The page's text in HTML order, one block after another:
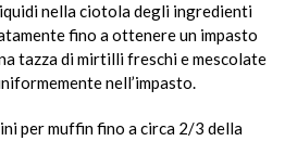
nella ciotola degli ingredienti
fino a ottenere un impasto
tazza di mirtilli freschi e mescolate
nell’impasto.
per muffin fino a circa 2/3 della